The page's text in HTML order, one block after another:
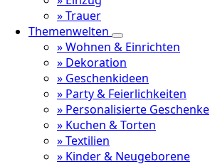
» Trauer
Themenwelten
» Wohnen & Einrichten
» Dekoration
» Geschenkideen
» Party & Feierlichkeiten
» Personalisierte Geschenke
» Kuchen & Torten
» Textilien
» Kinder & Neugeborene